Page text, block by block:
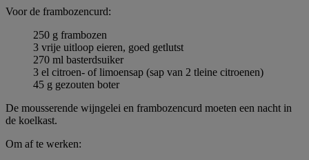
Voor de frambozencurd:
250 g frambozen
3 vrije uitloop eieren, goed getlutst
270 ml basterdsuiker
3 el citroen- of limoensap (sap van 2 tleine citroenen)
45 g gezouten boter
De mousserende wijngelei en frambozencurd moeten een nacht in
de koelkast.
Om af te werken: